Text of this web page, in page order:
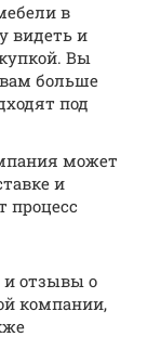
в
видеть и
Вы
больше
под
может
и
процесс
и отзывы о
компании,